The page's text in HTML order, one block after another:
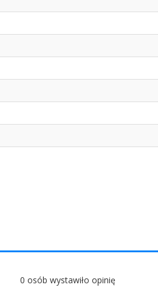
0 osób wystawiło opinię